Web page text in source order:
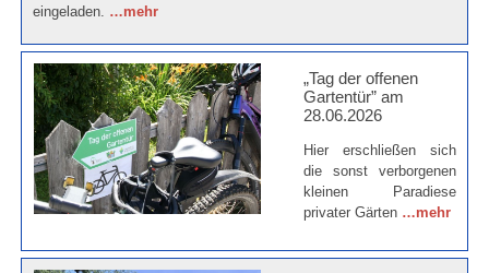
eingeladen. …mehr
„Tag der offenen
Gartentür” am
28.06.2026
Hier erschließen sich
die sonst verborgenen
kleinen Paradiese
privater Gärten …mehr